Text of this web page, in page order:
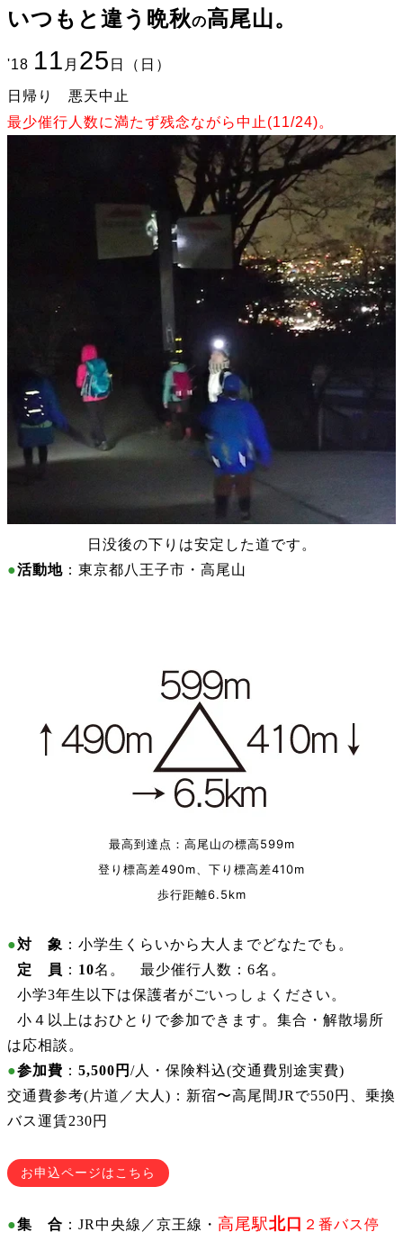
いつもと違う晩秋の高尾山。
'18 11 月 25 日（日）
日帰り 悪天中止
最少催行人数に満たず残念ながら中止(11/24)。
日没後の下りは安定した道です。
●活動地 ：東京都八王子市・高尾山
最高到達点：高尾山の標高599m
登り標高差490m、下り標高差410m
歩行距離6.5km
●対 象 ：小学生くらいから大人までどなたでも。
定 員 ： 10名。 最少催行人数：6名。
小学3年生以下は保護者がごいっしょください。
小４以上はおひとりで参加できます。集合・解散場所
は応相談。
●参加費 ： 5,500円 /人・保険料込(交通費別途実費)
交通費参考(片道／大人)：新宿〜高尾間JRで550円、乗換
バス運賃230円
お申込ページはこちら
●集 合 ：JR中央線／京王線・ 高尾駅北口 ２番バス停